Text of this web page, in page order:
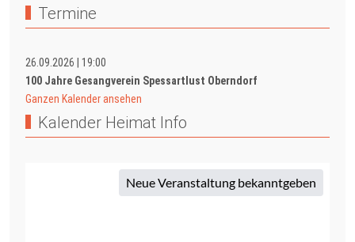
Termine
26.09.2026
19:00
100 Jahre Gesangverein Spessartlust Oberndorf
Ganzen Kalender ansehen
Kalender Heimat Info